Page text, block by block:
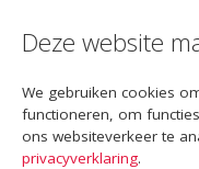
Deze website
We gebruiken cookies
functioneren, om
ons websiteverkeer te
privacyverklaring.